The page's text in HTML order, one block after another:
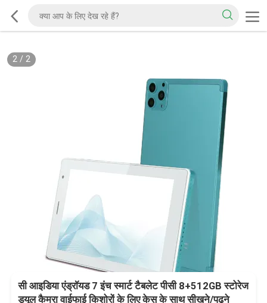
1/ 2
सी आइडिया एंड्रॉयड 7 इंच स्मार्ट टैबलेट पीसी 8+512GB स्टोरेज
ड्यूल कैमरा वाईफाई किशोरों के लिए केस के साथ सीखने/पढ़ने